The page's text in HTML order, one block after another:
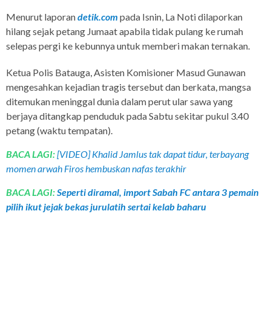
Menurut laporandetik.com pada Isnin, La Noti dilaporkan
hilang sejak petang Jumaat apabila tidak pulang ke rumah
selepas pergi ke kebunnya untuk memberi makan ternakan.
Ketua Polis Batauga, Asisten Komisioner Masud Gunawan
mengesahkan kejadian tragis tersebut dan berkata, mangsa
ditemukan meninggal dunia dalam perut ular sawa yang
berjaya ditangkap penduduk pada Sabtu sekitar pukul 3.40
petang (waktu tempatan).
BACA LAGI:[VIDEO] Khalid Jamlus tak dapat tidur, terbayang
momen arwah Firos hembuskan nafas terakhir
BACA LAGI:Seperti diramal, import Sabah FC antara 3 pemain
pilih ikut jejak bekas jurulatih sertai kelab baharu